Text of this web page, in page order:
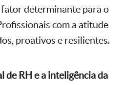
determinante para o
com a atitude
proativos e resilientes.
de RH e a inteligência da